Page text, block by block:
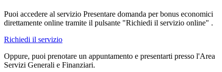
Puoi accedere al servizio Presentare domanda per bonus economici
direttamente online tramite il pulsante "Richiedi il servizio online" .
Richiedi il servizio
Oppure, puoi prenotare un appuntamento e presentarti presso l'Area
Servizi Generali e Finanziari.